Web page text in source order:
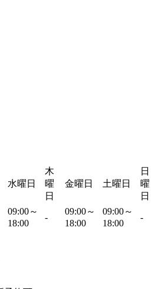
水曜日
木
曜
日
金曜日 土曜日
日
曜
日
09:00～
18:00
-
09:00～
18:00
09:00～
18:00
-